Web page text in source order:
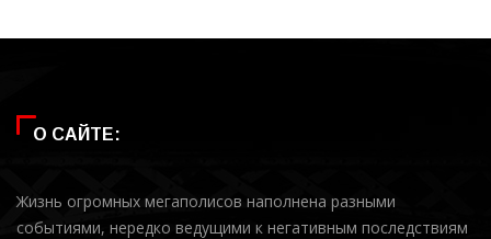
О САЙТЕ:
Жизнь огромных мегаполисов наполнена разными
событиями, нередко ведущими к негативным последствиям